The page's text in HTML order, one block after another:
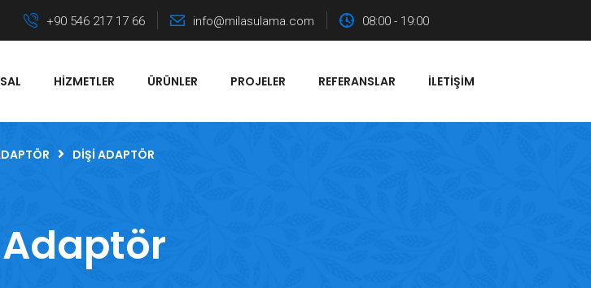
+90 546 217 17 66 info@milasulama.com 08:00 - 19:00
HIZMETLER ÜRÜNLER PROJELER REFERANSLAR İLETIŞIM
DIŞI ADAPTÖR